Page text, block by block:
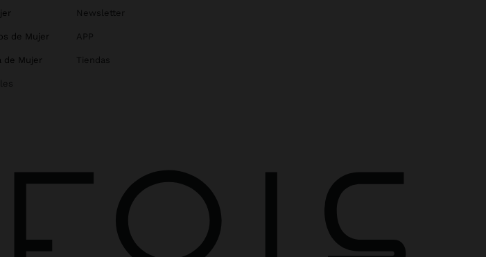
de Mujer
de Mujer
Newsletter
APP
Tiendas